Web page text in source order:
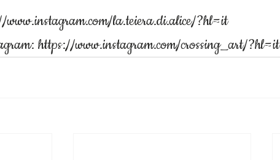
la.teiera.di.alice/?hl=it
https://www.instagram.com/crossing_art/?hl=it